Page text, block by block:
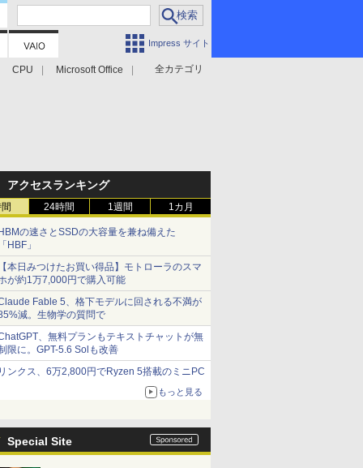
Impress サイト
全カテゴリ
CPU Microsoft Office
アクセスランキング
24時間 1週間 1カ月
の速さとSSDの大容量を兼ね備えた
HBF」
本日みつけたお買い得品】モトローラのスマ
が約1万7,000円で購入可能
Fable 5、格下モデルに回される不満が
減。生物学の質問で
、無料プランもテキストチャットが無
限に。GPT-5.6 Solも改善
ンクス、6万2,800円でRyzen 5搭載のミニPC
もっと見る
Special Site